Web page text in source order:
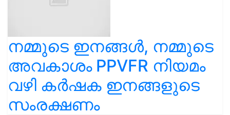
നമ്മുടെ ഇനങ്ങൾ, നമ്മുടെ
അവകാശം PPVFR നിയമം
വഴി കർഷക ഇനങ്ങളുടെ
സംരക്ഷണം